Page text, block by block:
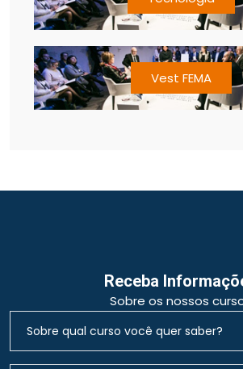
Vest FEMA
Receba
Sobre os nossos